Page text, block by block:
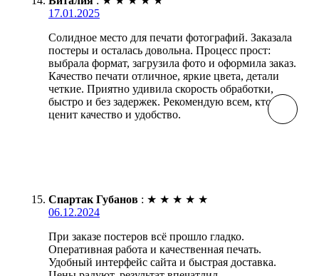
17.01.2025
Солидное место для печати фотографий. Заказала
постеры и осталась довольна. Процесс прост:
выбрала формат, загрузила фото и оформила заказ.
Качество печати отличное, яркие цвета, детали
четкие. Приятно удивила скорость обработки,
быстро и без задержек. Рекомендую всем, кто
ценит качество и удобство.
Спартак Губанов : ★ ★ ★ ★ ★
06.12.2024
При заказе постеров всё прошло гладко.
Оперативная работа и качественная печать.
Удобный интерфейс сайта и быстрая доставка.